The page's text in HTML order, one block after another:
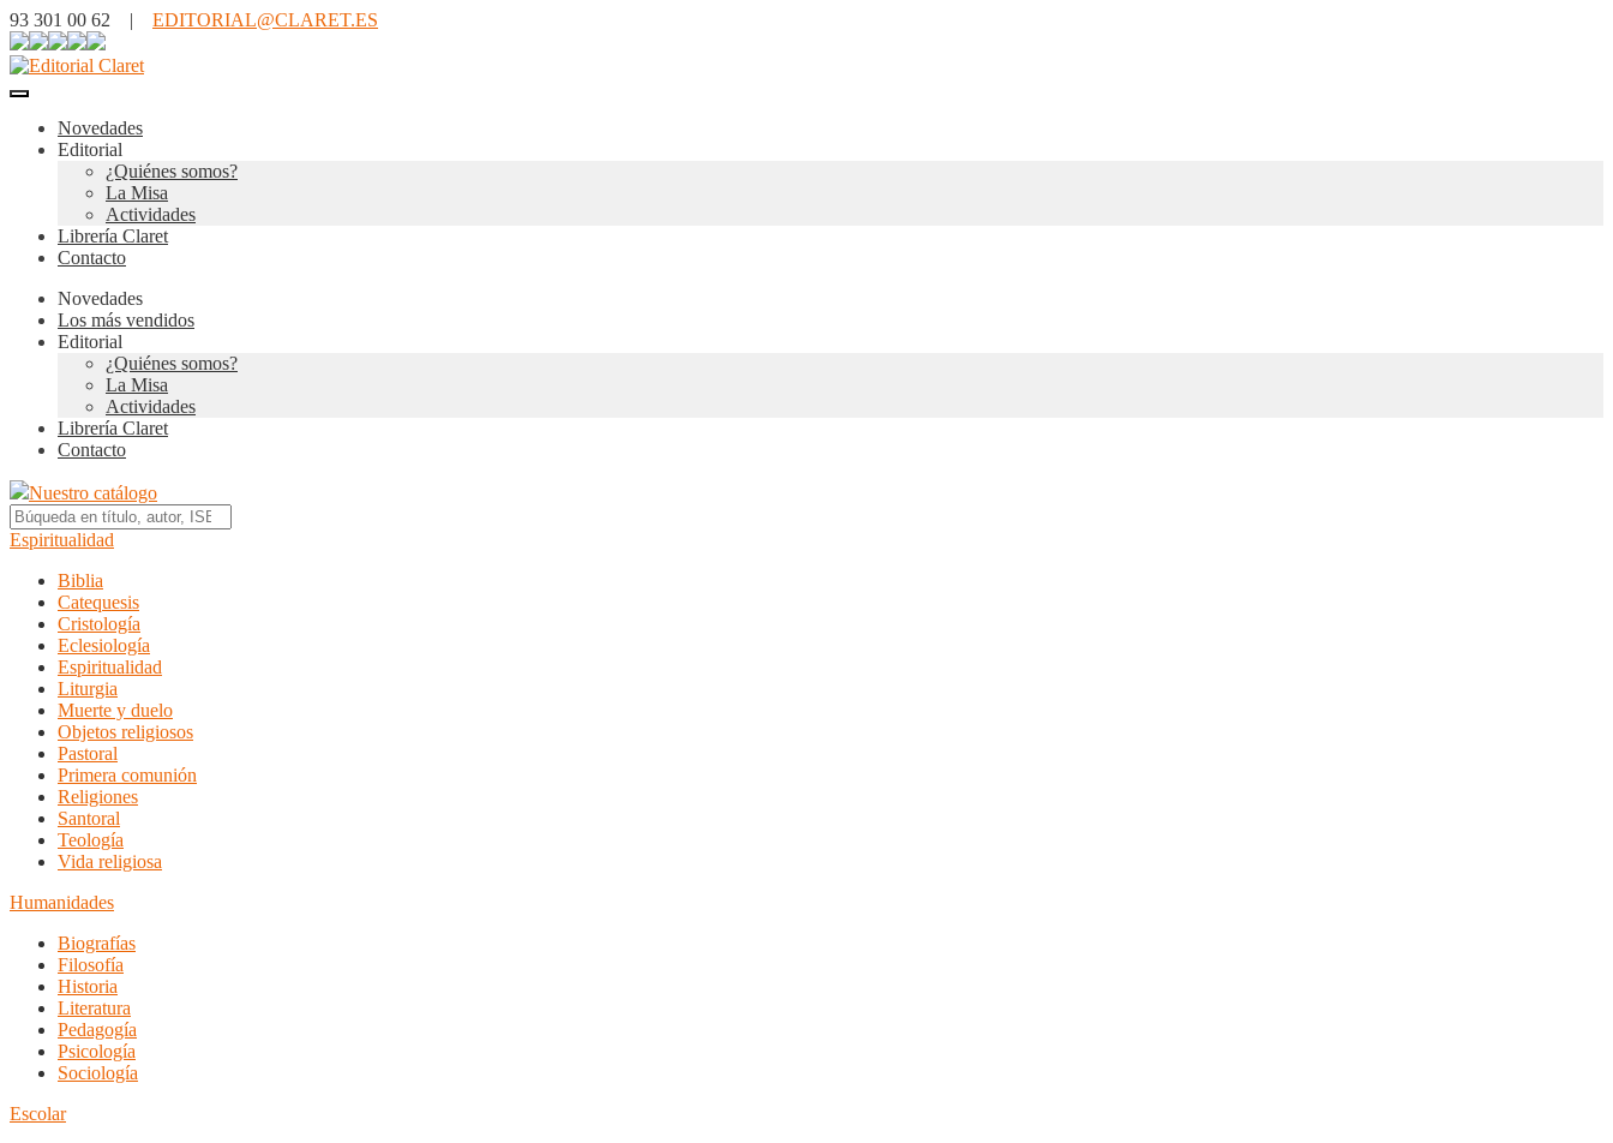
93 301 00 62 | EDITORIAL@CLARET.ES
Novedades
Editorial
¿Quiénes somos?
La Misa
Actividades
Librería Claret
Contacto
Novedades
Los más vendidos
Editorial
¿Quiénes somos?
La Misa
Actividades
Librería Claret
Contacto
Nuestro catálogo
Espiritualidad
Biblia
Catequesis
Cristología
Eclesiología
Espiritualidad
Liturgia
Muerte y duelo
Objetos religiosos
Pastoral
Primera comunión
Religiones
Santoral
Teología
Vida religiosa
Humanidades
Biografías
Filosofía
Historia
Literatura
Pedagogía
Psicología
Sociología
Escolar